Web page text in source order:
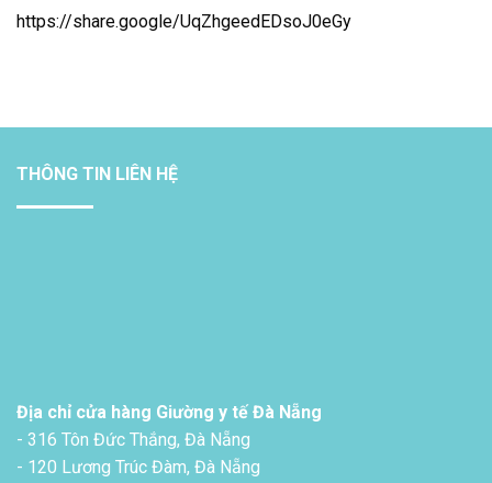
https://share.google/UqZhgeedEDsoJ0eGy
THÔNG TIN LIÊN HỆ
Địa chỉ cửa hàng Giường y tế Đà Nẵng
- 316 Tôn Đức Thắng, Đà Nẵng
- 120 Lương Trúc Đàm, Đà Nẵng